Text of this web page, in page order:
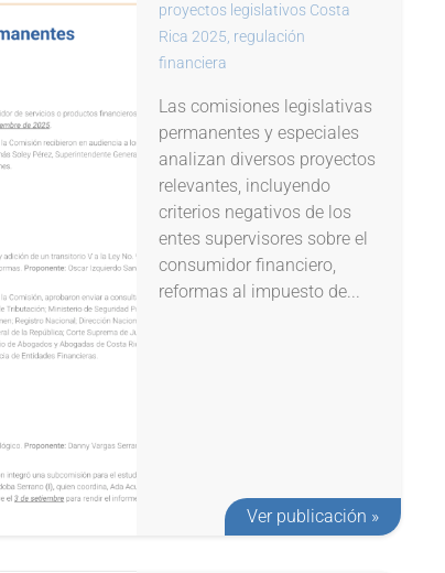
proyectos legislativos Costa
Rica 2025 regulación
financiera
Las comisiones legislativas
permanentes y especiales
analizan diversos proyectos
relevantes, incluyendo
criterios negativos de los
entes supervisores sobre el
consumidor financiero,
reformas al impuesto de...
Ver publicación »